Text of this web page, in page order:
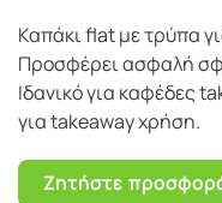
Καπάκι flat με τρύπα
Προσφέρει ασφαλή
Ιδανικό για καφέδες
για takeaway χρήση.
Ζητήστε